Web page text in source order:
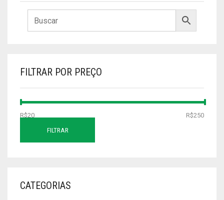
FILTRAR POR PREÇO
PREÇO
PREÇO
FILTRAR
R$20 R$250
CATEGORIAS